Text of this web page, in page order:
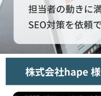
株式会社hape 様